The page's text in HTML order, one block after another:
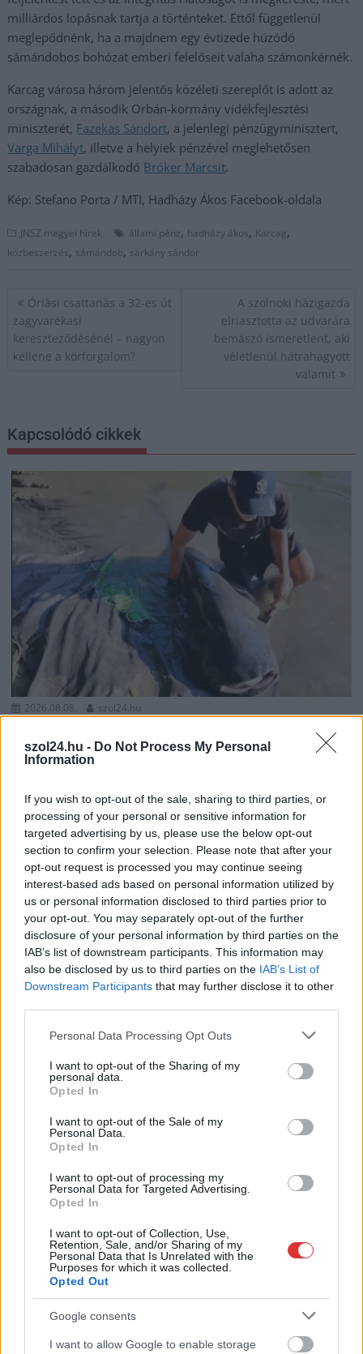
szol24.hu - Do Not Process My Personal
Information
If you wish to opt-out of the sale, sharing to third parties, or
processing of your personal or sensitive information for
targeted advertising by us, please use the below opt-out
section to confirm your selection. Please note that after your
opt-out request is processed you may continue seeing
interest-based ads based on personal information utilized by
us or personal information disclosed to third parties prior to
your opt-out. You may separately opt-out of the further
disclosure of your personal information by third parties on the
IAB’s list of downstream participants. This information may
also be disclosed by us to third parties on the IAB’s List of
Downstream Participants that may further disclose it to other
Please note that this website/app uses one or more Google
not limited to your visit or usage behaviour. You may click to
grant or deny consent to Google and its third-party tags to
use your data for below specified purposes in below Google
consent section.
Personal Data Processing Opt Outs
I want to opt-out of the Sharing of my
personal data.
Opted In
I want to opt-out of the Sale of my
Personal Data.
Opted In
I want to opt-out of processing my
Personal Data for Targeted Advertising.
Opted In
I want to opt-out of Collection, Use,
Retention, Sale, and/or Sharing of my
Personal Data that Is Unrelated with the
Purposes for which it was collected.
Opted Out
Google consents
I want to allow Google to enable storage
milliárdos lopásnak tartja a történteket. Ettől függetlenül
meglepődnénk, ha a majdnem egy évtizede húzódó
sámándobos bohózat emberi felelőseit valaha számonkérnék.
Karcag városa három jelentős közéleti szereplőt is adott az
országnak, a második Orbán-kormány vidékfejlesztési
miniszterét, Fazekas Sándort, a jelenlegi pénzügyminisztert,
Varga Mihályt, illetve a helyiek pénzével meglehetősen
szabadosan gazdálkodó Bróker Marcsit.
Kép: Stefano Porta / MTI, Hadházy Ákos Facebook-oldala
JNSZ megyei hírek állami pénz, hadházy ákos, Karcag,
közbeszerzés, sámándob, sárkány sándor
Bejegyzés
navigáció
Óriási csattanás a 32-es út
zagyvarékasi
kereszteződésénél – nagyon
kellene a körforgalom?
A szolnoki házigazda
elriasztotta az udvarára
bemászó ismeretlent, aki
véletlenül hátrahagyott
valamit
Kapcsolódó cikkek
2026.08.08. szol24.hu
Tiszán a 13 éves fiú (VIDEÓVAL)
Mindössze 13 éves, mégis olyan fogást könyvelhetett el,
JNSZ megyei hírek
2026.08.07. Kiss Lajos
Problémák egész Jász-Nagykun-Szolnok
megyében: egyre több otthoni kútból fogy ki a víz
Azok a kutak, ahol elég mélyre fúrtak, aránylag rendben
vannak, ám a gyakoribb, gyűrűs kutak némelyike...